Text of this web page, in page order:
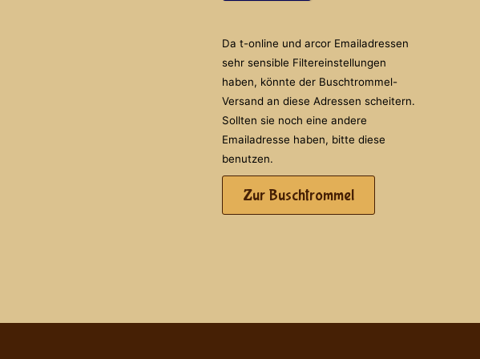
Da t-online und arcor Emailadressen
sehr sensible Filtereinstellungen
haben, könnte der Buschtrommel-
Versand an diese Adressen scheitern.
Sollten sie noch eine andere
Emailadresse haben, bitte diese
benutzen.
Zur Buschtrommel